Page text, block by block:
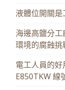
液體位開關
海邊高鹽分
環境的腐蝕挑
電工人員的
E850TKW 線